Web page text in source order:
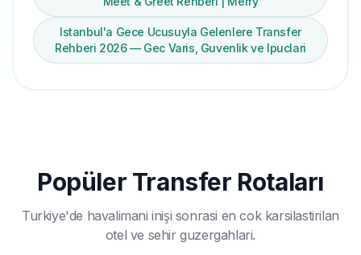
Istanbul'a Gece Ucusuyla Gelenlere Transfer
Rehberi 2026 — Gec Varis, Guvenlik ve Ipuclari
Popüler Transfer Rotaları
Turkiye'de havalimani inişi sonrasi en cok karsilastirilan
otel ve sehir guzergahlari.